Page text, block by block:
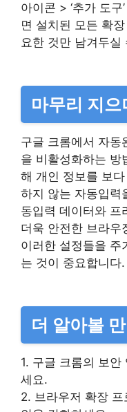
아이콘 > ‘추가 도구
면 설치된 모든 확
요한 것만 남겨두실
마무리 지으
구글 크롬에서 자동
을 비활성화하는 방
해 개인 정보를 보
하지 않는 자동입력
동입력 데이터와 프
더욱 안전한 브라우
이러한 설정들을 주
는 것이 중요합니다.
더 알아볼
1. 구글 크롬의 보
세요.
2. 브라우저 확장